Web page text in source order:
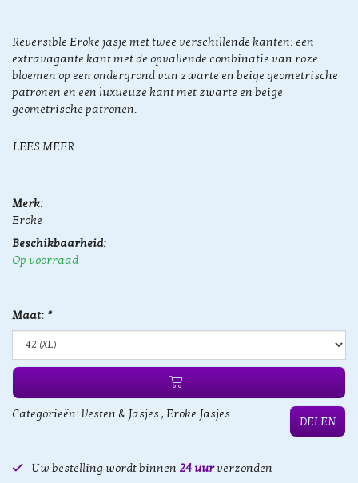
Reversible Eroke jasje met twee verschillende kanten: een
extravagante kant met de opvallende combinatie van roze
bloemen op een ondergrond van zwarte en beige geometrische
patronen en een luxueuze kant met zwarte en beige
geometrische patronen.
LEES MEER
Merk:
Eroke
Beschikbaarheid:
Op voorraad
Maat: *
Categorieën: Vesten & Jasjes, Eroke Jasjes
DELEN
Uw bestelling wordt binnen 24 uurverzonden